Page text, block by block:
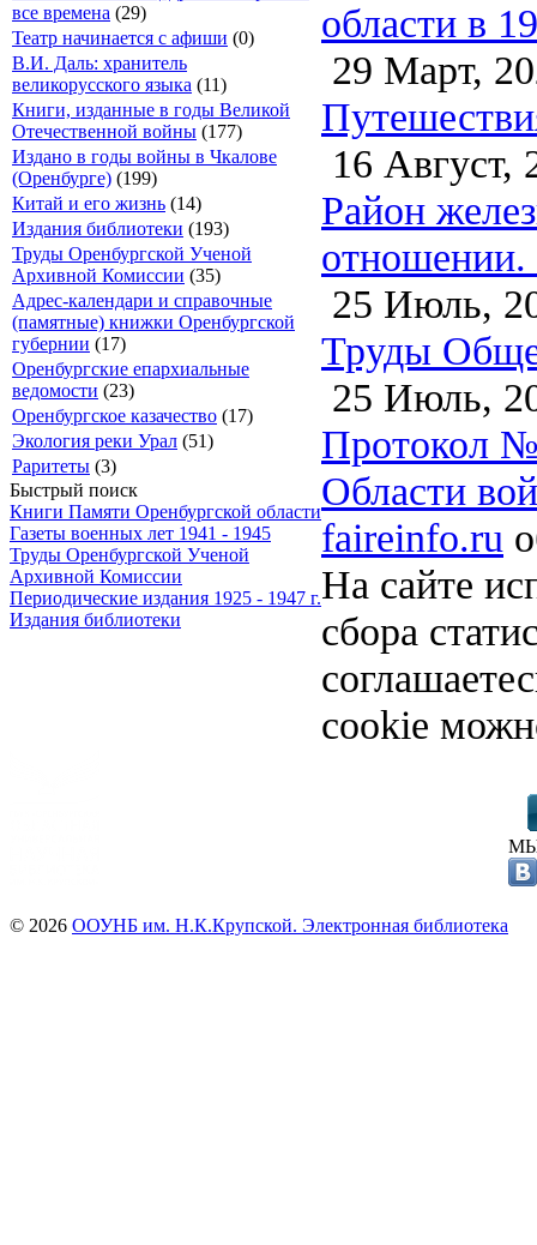
все времена (29)
Театр начинается с афиши (0)
В.И. Даль: хранитель
великорусского языка (11)
Книги, изданные в годы Великой
Отечественной войны (177)
Издано в годы войны в Чкалове
(Оренбурге) (199)
Китай и его жизнь (14)
Издания библиотеки (193)
Труды Оренбургской Ученой
Архивной Комиссии (35)
Адрес-календари и справочные
(памятные) книжки Оренбургской
губернии (17)
Оренбургские епархиальные
ведомости (23)
Оренбургское казачество (17)
Экология реки Урал (51)
Раритеты (3)
Быстрый поиск
Книги Памяти Оренбургской области
Газеты военных лет 1941 - 1945
Труды Оренбургской Ученой
Архивной Комиссии
Периодические издания 1925 - 1947 г.
Издания библиотеки
области в
29 Март,
16 Август,
Район
отношении.
25 Июль,
Труды
25 Июль,
Протокол
Области
faireinfo.ru
На сайте
сбора
cookie
© 2026 ООУНБ им. Н.К.Крупской. Электронная библиотека